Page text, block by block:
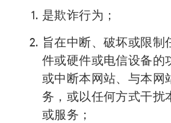
法律咨询处
关于我们
捐赠
是欺诈行为；
旨在中断、破坏或限制
件或硬件或电信设备的
或中断本网站、与本网
务，或以任何方式干扰
或服务；